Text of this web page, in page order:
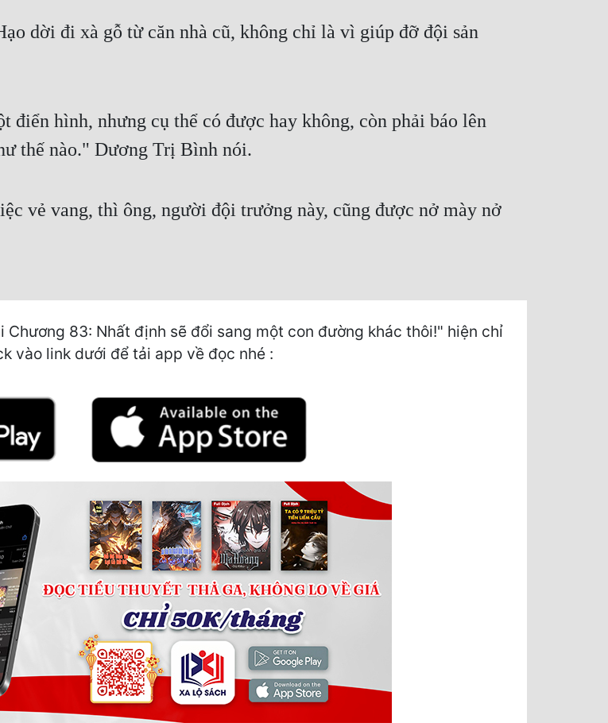
dời đi xà gỗ từ căn nhà cũ, không chỉ là vì giúp đỡ đội sản
điển hình, nhưng cụ thể có được hay không, còn phải báo lên
thế nào." Dương Trị Bình nói.
vẻ vang, thì ông, người đội trưởng này, cũng được nở mày nở
Chương 83: Nhất định sẽ đổi sang một con đường khác thôi!" hiện chỉ
vào link dưới để tải app về đọc nhé :